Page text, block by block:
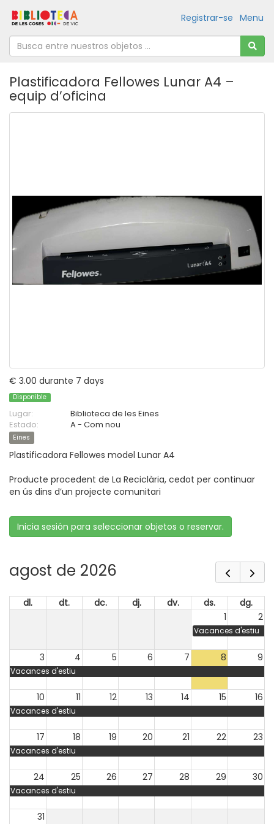
Menu
Registrar-se
Plastificadora Fellowes Lunar A4 –
equip d’oficina
€ 3.00 durante 7 days
Disponible
Lugar:
Biblioteca de les Eines
Estado:
A - Com nou
Eines
Plastificadora Fellowes model Lunar A4
Producte procedent de La Reciclària, cedot per continuar
en ús dins d’un projecte comunitari
Inicia sesión para seleccionar objetos o reservar.
agost de 2026
dl. dt. dc. dj. dv. ds.
dg.
1
2
Vacances d'estiu
3 4 5 6 7 8 9
Vacances d'estiu
10 11 12 13 14 15 16
Vacances d'estiu
17 18 19 20 21 22 23
Vacances d'estiu
24 25 26 27 28 29 30
Vacances d'estiu
31